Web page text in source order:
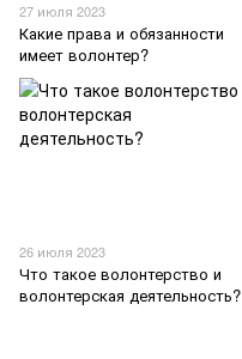
27 июля 2023
Какие права и обязанности
имеет волонтер?
26 июля 2023
Что такое волонтерство и
волонтерская деятельность?